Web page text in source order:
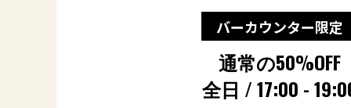
バーカウンター限定
通常の50%OFF
全日 / 17:00 -